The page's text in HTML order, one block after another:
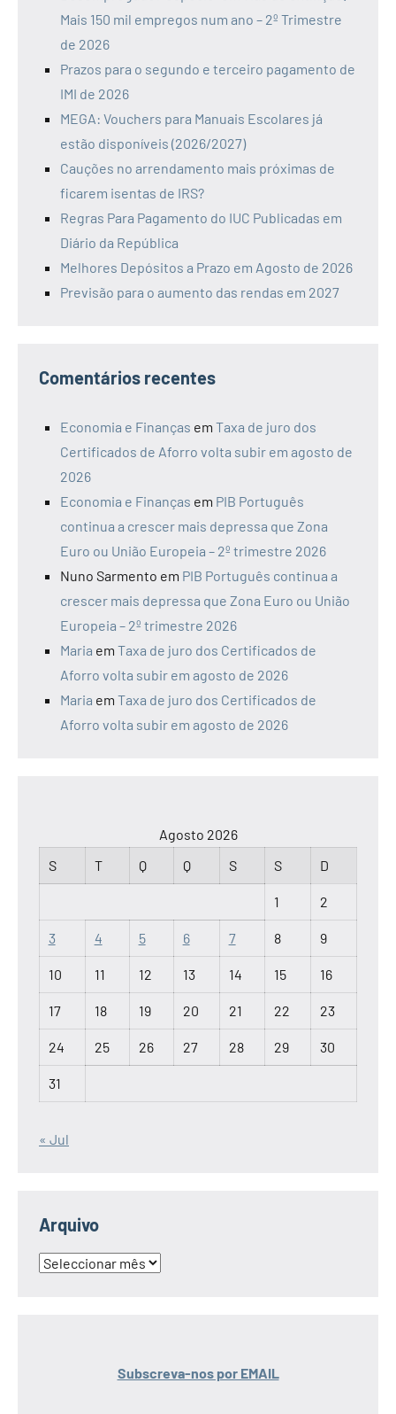
Mais 150 mil empregos num ano – 2º Trimestre
de 2026
Prazos para o segundo e terceiro pagamento de
IMI de 2026
MEGA: Vouchers para Manuais Escolares já
estão disponíveis (2026/2027)
Cauções no arrendamento mais próximas de
ficarem isentas de IRS?
Regras Para Pagamento do IUC Publicadas em
Diário da República
Melhores Depósitos a Prazo em Agosto de 2026
Previsão para o aumento das rendas em 2027
Comentários recentes
Economia e Finanças em Taxa de juro dos
Certificados de Aforro volta subir em agosto de
2026
Economia e Finanças em PIB Português
continua a crescer mais depressa que Zona
Euro ou União Europeia – 2º trimestre 2026
Nuno Sarmento em PIB Português continua a
crescer mais depressa que Zona Euro ou União
Europeia – 2º trimestre 2026
Maria em Taxa de juro dos Certificados de
Aforro volta subir em agosto de 2026
Maria em Taxa de juro dos Certificados de
Aforro volta subir em agosto de 2026
Agosto 2026
S
T Q Q S S D
1 2
3 4 5 6 7 8 9
10 11 12 13 14 15 16
17 18 19 20 21 22 23
24 25 26 27 28 29 30
31
« Jul
Arquivo
Arquivo
Subscreva-nos por EMAIL